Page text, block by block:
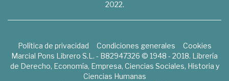
2022.
Política de privacidad Condiciones generales
Cookies
Marcial Pons Librero S.L. - B82947326 © 1948 - 2018. Librería
de Derecho, Economía, Empresa, Ciencias Sociales, Historia y
Ciencias Humanas